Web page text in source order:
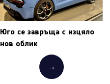
Юго се завръща с изцяло
нов облик
→